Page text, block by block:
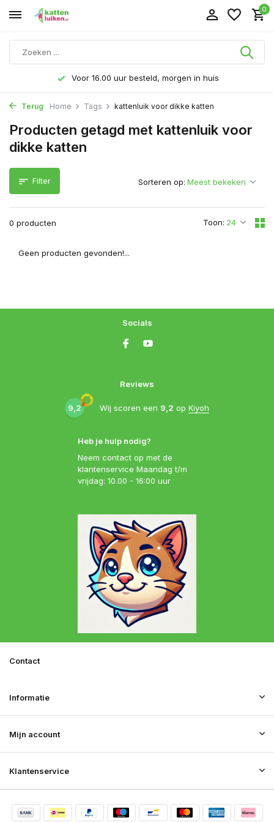
0
Voor 16.00 uur besteld, morgen in huis
Terug Home Tags kattenluik voor dikke katten
Producten getagd met kattenluik voor
dikke katten
Filter
0 producten Toon:
Sorteren op:
Geen producten gevonden!...
Heb je hulp nodig?
Neem contact op met de
klantenservice Maandag t/m
vrijdag: 10.00 - 16:00 uur
Reviews
9,2 Wij scoren een 9,2 op Kiyoh
Socials
Klantenservice
Mijn account
Informatie
Contact